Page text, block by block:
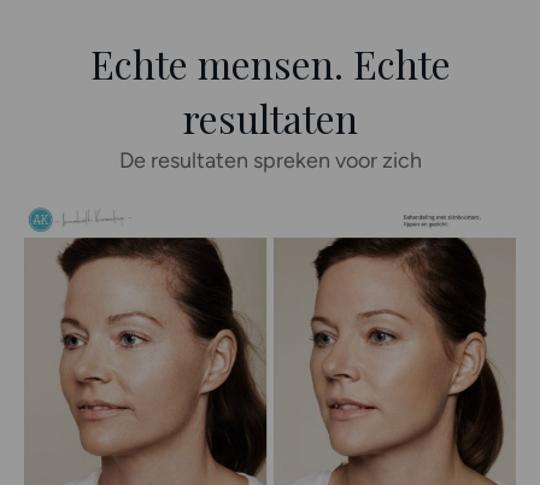
Echte mensen. Echte
resultaten
De resultaten spreken voor zich